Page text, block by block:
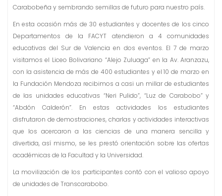
Carabobeña y sembrando semillas de futuro para nuestro país.
En esta ocasión más de 30 estudiantes y docentes de los cinco
Departamentos de la FACYT atendieron a 4 comunidades
educativas del Sur de Valencia en dos eventos. El 7 de marzo
visitamos el Liceo Bolivariano “Alejo Zuluaga” en la Av. Aranzazu,
con la asistencia de más de 400 estudiantes y el 10 de marzo en
la Fundación Mendoza recibimos a casi un millar de estudiantes
de las unidades educativas “Neri Pulido”, “Luz de Carabobo” y
“Abdón Calderón”. En estas actividades los estudiantes
disfrutaron de demostraciones, charlas y actividades interactivas
que los acercaron a las ciencias de una manera sencilla y
divertida, así mismo, se les prestó orientación sobre las ofertas
académicas de la Facultad y la Universidad.
La movilización de los participantes contó con el valioso apoyo
de unidades de Transcarabobo.